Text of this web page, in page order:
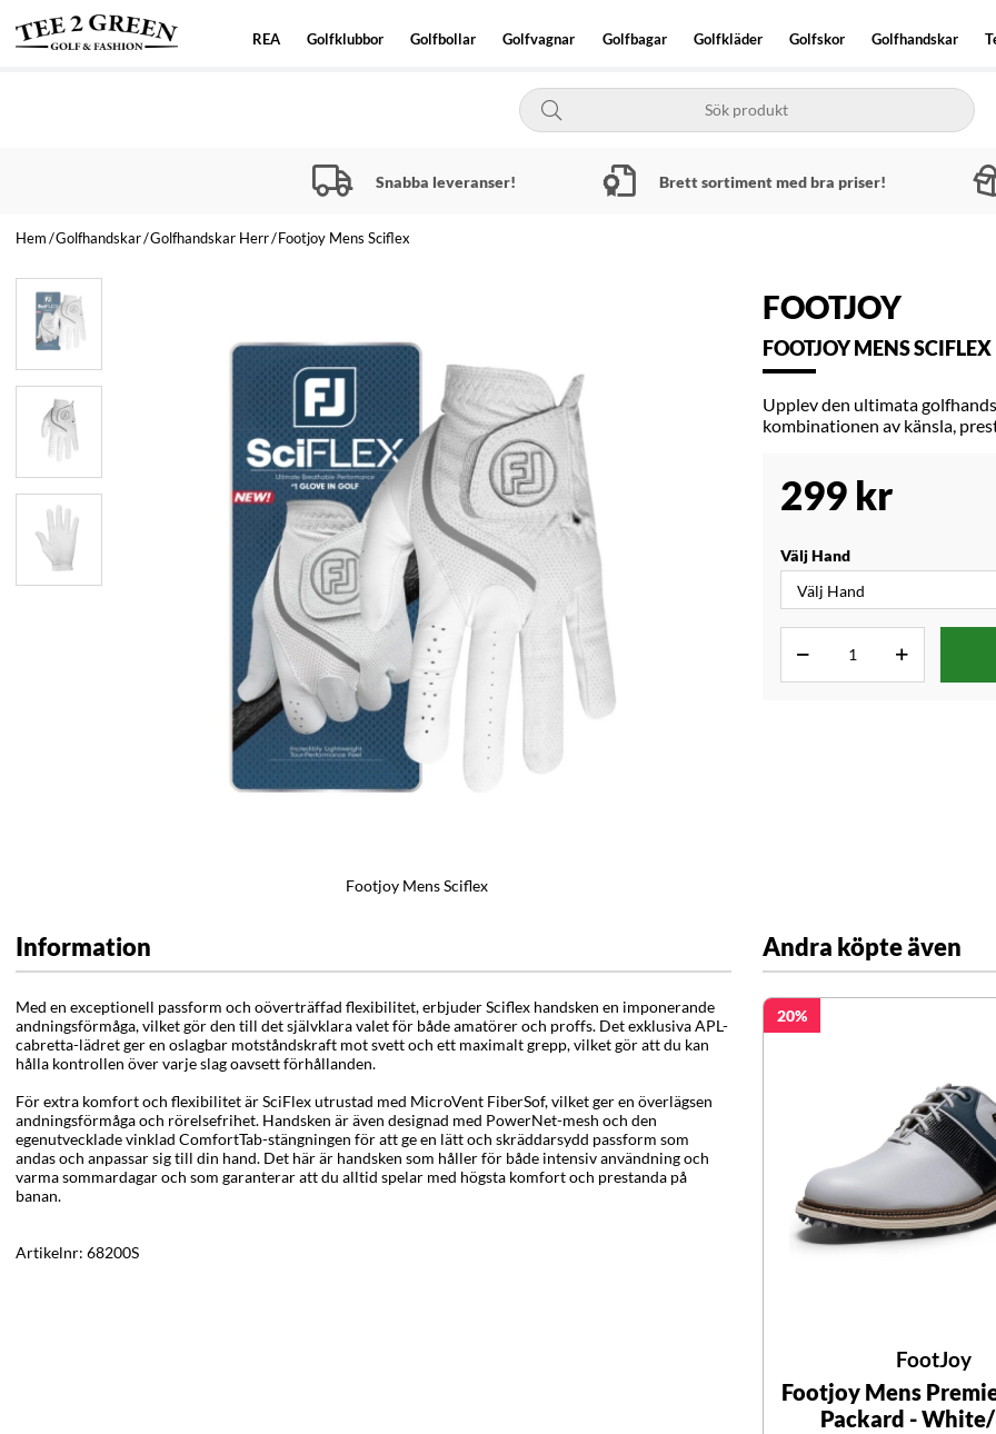
REA Golfklubbor Golfbollar Golfvagnar Golfbagar Golfkläder Golfskor Golfhandskar
Snabba leveranser! Brett sortiment med bra priser!
Hem Golfhandskar Golfhandskar Herr Footjoy Mens Sciflex
Footjoy Mens Sciflex
FOOTJOY
FOOTJOY MENS SCIFLEX
Upplev den ultimata
kombinationen av känsla,
299 kr
Välj Hand
Information
Med en exceptionell passform och oöverträffad flexibilitet, erbjuder Sciflex handsken en imponerande
andningsförmåga, vilket gör den till det självklara valet för både amatörer och proffs. Det exklusiva APL-
cabretta-lädret ger en oslagbar motståndskraft mot svett och ett maximalt grepp, vilket gör att du kan
hålla kontrollen över varje slag oavsett förhållanden.
För extra komfort och flexibilitet är SciFlex utrustad med MicroVent FiberSof, vilket ger en överlägsen
andningsförmåga och rörelsefrihet. Handsken är även designad med PowerNet-mesh och den
egenutvecklade vinklad ComfortTab-stängningen för att ge en lätt och skräddarsydd passform som
andas och anpassar sig till din hand. Det här är handsken som håller för både intensiv användning och
varma sommardagar och som garanterar att du alltid spelar med högsta komfort och prestanda på
banan.
Artikelnr: 68200S
Andra köpte även
20
FootJoy
Footjoy Mens
Packard -